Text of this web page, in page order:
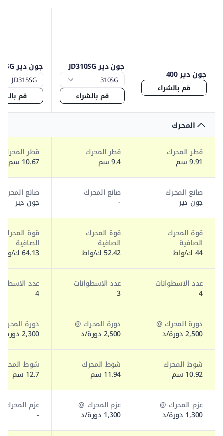
جون دير 400
قم بالشراء
جون دير JD310SG
قم بالشراء
جون دير JD315SG
قم
المحرك
قطر المحرك
9.91 سم
قطر المحرك
9.4 سم
قطر المحرك
10.67 سم
صانع المحرك
جون دير
صانع المحرك
-
صانع المحرك
جون دير
قوة المحرك
الصافية
44 ك/واط
قوة المحرك
الصافية
52.42 ك/واط
قوة المحرك
الصافية
64.13 ك/واط
عدد الاسطوانات
4
عدد الاسطوانات
3
عدد
4
دورة المحرك @
2,500 دورة/د
دورة المحرك @
2,500 دورة/د
دورة
2,300 دورة/د
شوط المحرك
10.92 سم
شوط المحرك
11.94 سم
شوط المحرك
12.7 سم
عزم المحرك @
1,300 دورة/د
عزم المحرك @
1,300 دورة/د
عزم المحرك
-